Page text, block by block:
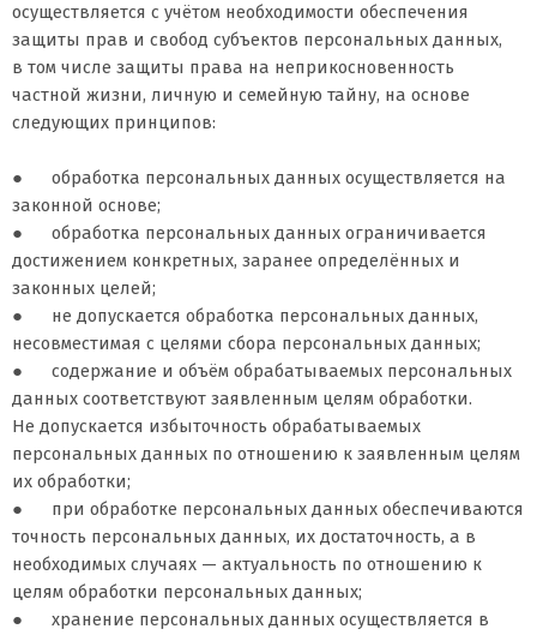
осуществляется с учётом необходимости обеспечения
защиты прав и свобод субъектов персональных данных,
в том числе защиты права на неприкосновенность
частной жизни, личную и семейную тайну, на основе
следующих принципов:
● обработка персональных данных осуществляется на
законной основе;
● обработка персональных данных ограничивается
достижением конкретных, заранее определённых и
законных целей;
● не допускается обработка персональных данных,
несовместимая с целями сбора персональных данных;
● содержание и объём обрабатываемых персональных
данных соответствуют заявленным целям обработки.
Не допускается избыточность обрабатываемых
персональных данных по отношению к заявленным целям
их обработки;
● при обработке персональных данных обеспечиваются
точность персональных данных, их достаточность, а в
необходимых случаях — актуальность по отношению к
целям обработки персональных данных;
● хранение персональных данных осуществляется в